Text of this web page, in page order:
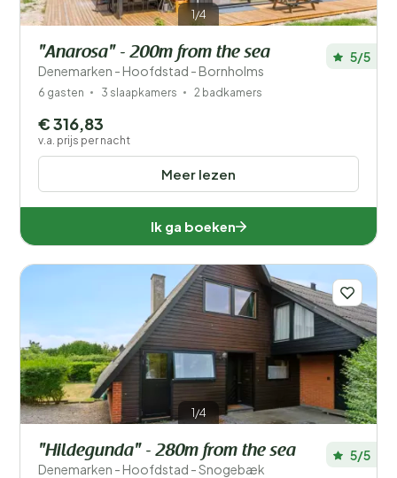
1/4
"Anarosa" - 200m from the sea
Denemarken - Hoofdstad - Bornholms
5/5
6 gasten 3 slaapkamers 2 badkamers
Meer lezen
€ 316,83
v.a. prijs per nacht
Ik ga boeken
1/4
"Hildegunda" - 280m from the sea
Denemarken - Hoofdstad - Snogebæk
5/5